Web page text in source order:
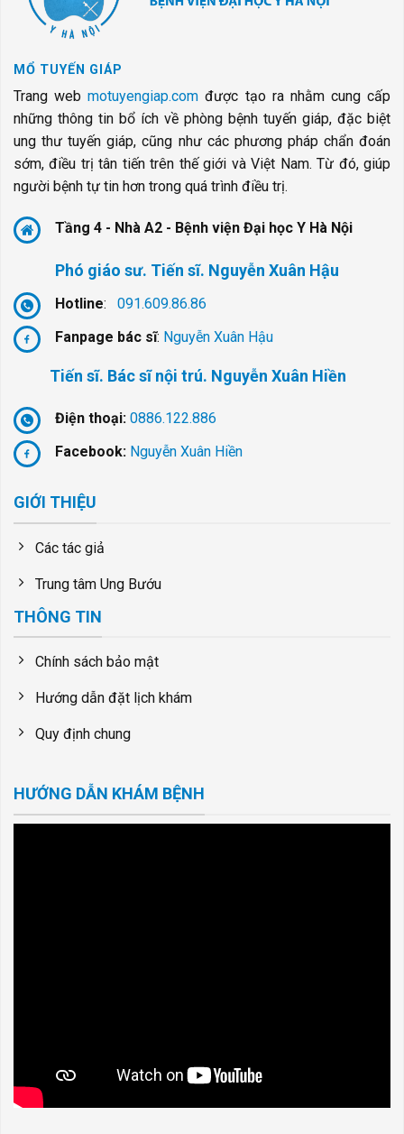
MỔ TUYẾN GIÁP
Trang webmotuyengiap.com được tạo ra nhằm cung cấp
những thông tin bổ ích về phòng bệnh tuyến giáp, đặc biệt
ung thư tuyến giáp, cũng như các phương pháp chẩn đoán
sớm, điều trị tân tiến trên thế giới và Việt Nam. Từ đó, giúp
người bệnh tự tin hơn trong quá trình điều trị.
Tầng 4 - Nhà A2 - Bệnh viện Đại học Y Hà Nội
Phó giáo sư. Tiến sĩ. Nguyễn Xuân Hậu
Hotline: 091.609.86.86
Fanpage bác sĩ: Nguyễn Xuân Hậu
Tiến sĩ. Bác sĩ nội trú. Nguyễn Xuân Hiền
Điện thoại: 0886.122.886
Facebook: Nguyễn Xuân Hiền
GIỚI THIỆU
Các tác giả
Trung tâm Ung Bướu
THÔNG TIN
Chính sách bảo mật
Hướng dẫn đặt lịch khám
Quy định chung
HƯỚNG DẪN KHÁM BỆNH